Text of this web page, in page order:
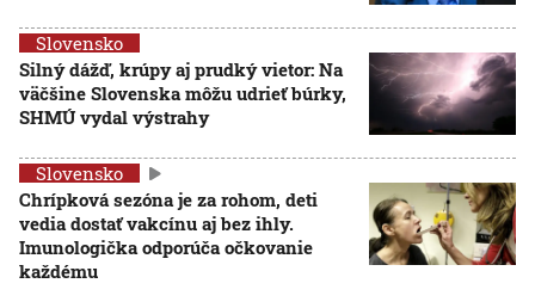
Slovensko
Silný dážď, krúpy aj prudký vietor: Na
väčšine Slovenska môžu udrieť búrky,
SHMÚ vydal výstrahy
Slovensko
Chrípková sezóna je za rohom, deti
vedia dostať vakcínu aj bez ihly.
Imunologička odporúča očkovanie
každému